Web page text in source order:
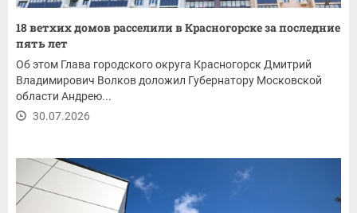
18 ветхих домов расселили в Красногорске за последние
пять лет
Об этом Глава городского округа Красногорск Дмитрий
Владимирович Волков доложил Губернатору Московской
области Андрею...
30.07.2026